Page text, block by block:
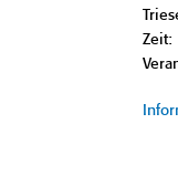
Zeit: